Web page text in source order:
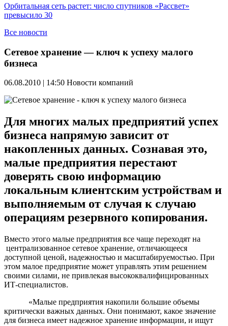
Орбитальная сеть растет: число спутников «Рассвет»
превысило 30
Все новости
Сетевое хранение — ключ к успеху малого
бизнеса
06.08.2010 | 14:50 Новости компаний
Для многих малых предприятий успех
бизнеса напрямую зависит от
накопленных данных. Сознавая это,
малые предприятия перестают
доверять свою информацию
локальным клиентским устройствам и
выполняемым от случая к случаю
операциям резервного копирования.
Вместо этого малые предприятия все чаще переходят на
централизованное сетевое хранение, отличающееся
доступной ценой, надежностью и масштабируемостью. При
этом малое предприятие может управлять этим решением
своими силами, не привлекая высококвалифицированных
ИТ-специалистов.
«Малые предприятия накопили большие объемы
критически важных данных. Они понимают, какое значение
для бизнеса имеет надежное хранение информации, и ищут